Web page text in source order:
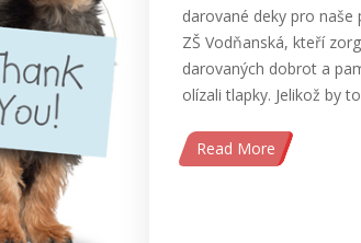
darované deky pro
ZŠ Vodňanská, kteří
darovaných dobrot a
olízali tlapky. Jelikož by
Read More